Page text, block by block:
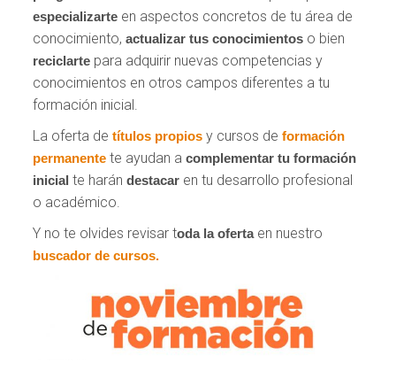
especializarte en aspectos concretos de tu área de
conocimiento,actualizar tus conocimientos o bien
reciclarte para adquirir nuevas competencias y
conocimientos en otros campos diferentes a tu
formación inicial.
La oferta de títulos propios y cursos deformación
permanente te ayudan acomplementar tu formación
inicial te harándestacar en tu desarrollo profesional
o académico.
Y no te olvides revisar toda la ofertaen nuestro
buscador de cursos.